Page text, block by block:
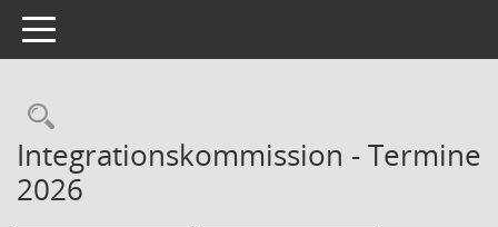
Toggle navigation
Rechercheauswahl
Integrationskommission - Termine
2026